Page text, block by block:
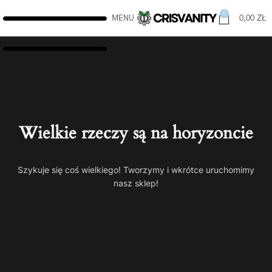
MENU 0 0,00 ZŁ
Wielkie rzeczy są na horyzoncie
Szykuje się coś wielkiego! Tworzymy i wkrótce uruchomimy
nasz sklep!